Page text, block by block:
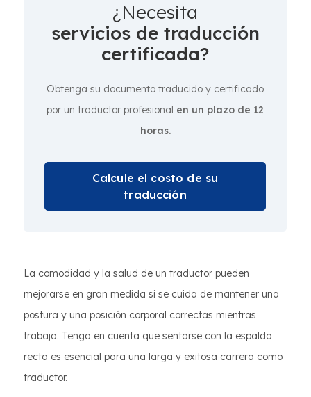
¿Necesita
servicios de traducción
certificada?
Obtenga su documento traducido y certificado
por un traductor profesional en un plazo de 12
horas.
Calcule el costo de su
traducción
La comodidad y la salud de un traductor pueden
mejorarse en gran medida si se cuida de mantener una
postura y una posición corporal correctas mientras
trabaja. Tenga en cuenta que sentarse con la espalda
recta es esencial para una larga y exitosa carrera como
traductor.